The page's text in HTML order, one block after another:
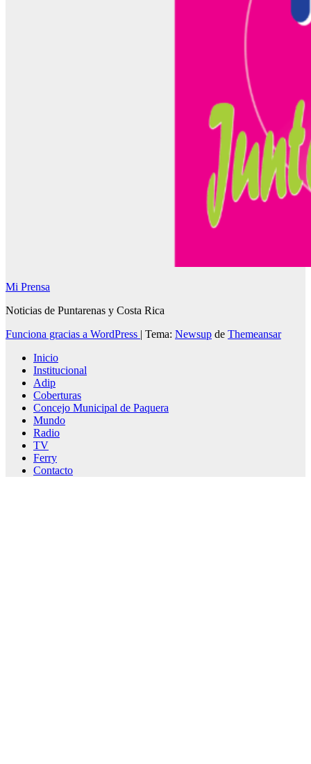
Mi Prensa
Noticias de Puntarenas y Costa Rica
Funciona gracias a WordPress | Tema: Newsup de Themeansar
Inicio
Institucional
Adip
Coberturas
Concejo Municipal de Paquera
Mundo
Radio
TV
Ferry
Contacto